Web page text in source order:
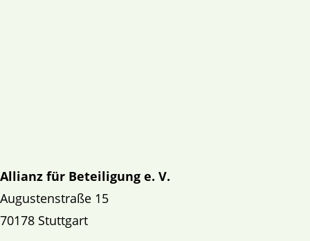
Allianz für Beteiligung e. V.
Augustenstraße 15
70178 Stuttgart